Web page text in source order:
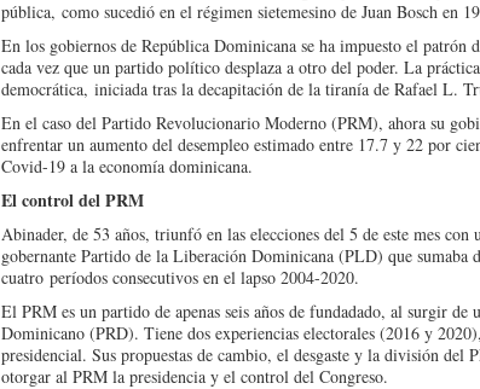
pública, como sucedió en el régimen sietemesino de Juan Bosch en
En los gobiernos de República Dominicana se ha impuesto el patrón
cada vez que un partido político desplaza a otro del poder. La
democrática, iniciada tras la decapitación de la tiranía de Rafael L.
En el caso del Partido Revolucionario Moderno (PRM), ahora su
enfrentar un aumento del desempleo estimado entre 17.7 y 22 por
Covid-19 a la economía dominicana.
El control del PRM
Abinader, de 53 años, triunfó en las elecciones del 5 de este mes
gobernante Partido de la Liberación Dominicana (PLD) que sumaba
cuatro períodos consecutivos en el lapso 2004-2020.
El PRM es un partido de apenas seis años de fundadado, al surgir
Dominicano (PRD). Tiene dos experiencias electorales (2016 y
presidencial. Sus propuestas de cambio, el desgaste y la división
otorgar al PRM la presidencia y el control del Congreso.